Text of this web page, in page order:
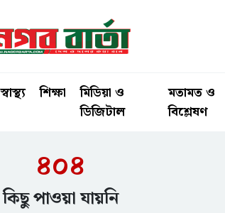
স্বাস্থ্য শিক্ষা
মিডিয়া ও
ডিজিটাল
মতামত ও
বিশ্লেষণ
৪০৪
কিছু পাওয়া যায়নি